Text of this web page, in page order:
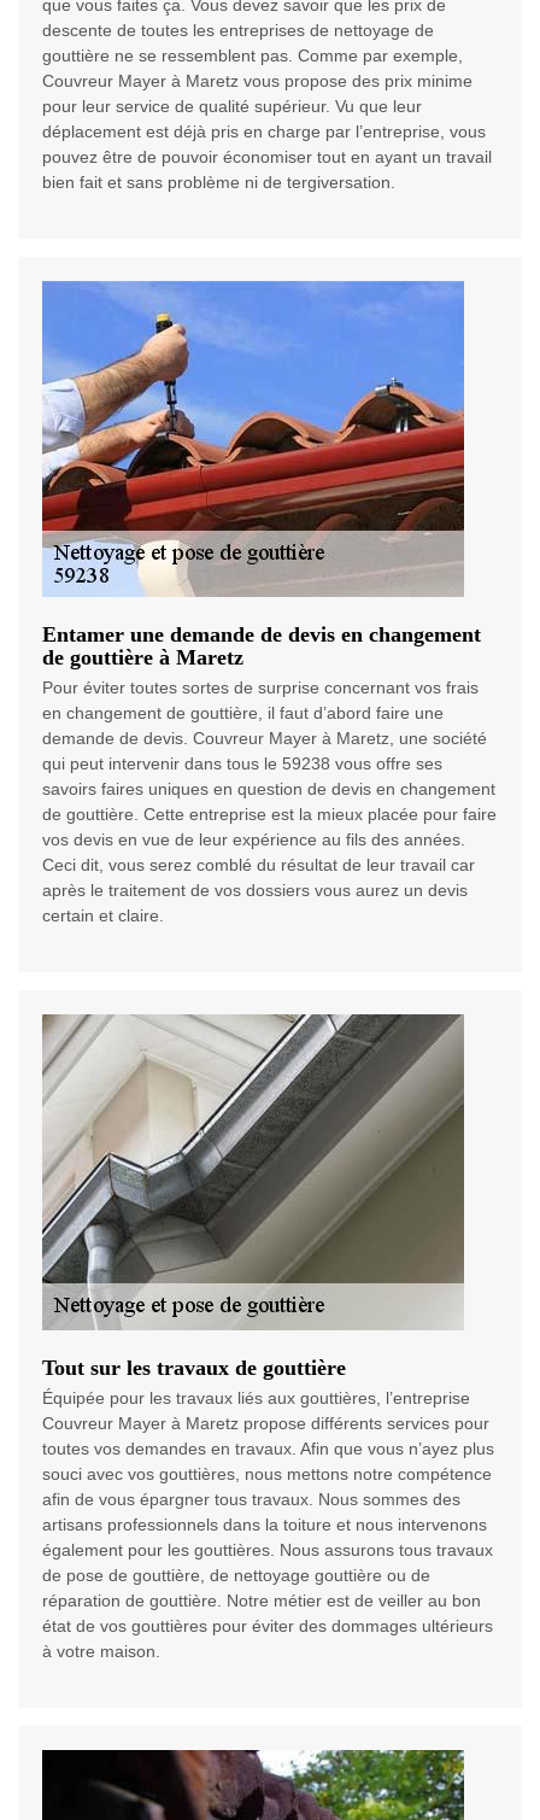
que vous faites ça. Vous devez savoir que les prix de
descente de toutes les entreprises de nettoyage de
gouttière ne se ressemblent pas. Comme par exemple,
Couvreur Mayer à Maretz vous propose des prix minime
pour leur service de qualité supérieur. Vu que leur
déplacement est déjà pris en charge par l’entreprise, vous
pouvez être de pouvoir économiser tout en ayant un travail
bien fait et sans problème ni de tergiversation.
Entamer une demande de devis en changement
de gouttière à Maretz
Pour éviter toutes sortes de surprise concernant vos frais
en changement de gouttière, il faut d’abord faire une
demande de devis. Couvreur Mayer à Maretz, une société
qui peut intervenir dans tous le 59238 vous offre ses
savoirs faires uniques en question de devis en changement
de gouttière. Cette entreprise est la mieux placée pour faire
vos devis en vue de leur expérience au fils des années.
Ceci dit, vous serez comblé du résultat de leur travail car
après le traitement de vos dossiers vous aurez un devis
certain et claire.
Tout sur les travaux de gouttière
Équipée pour les travaux liés aux gouttières, l’entreprise
Couvreur Mayer à Maretz propose différents services pour
toutes vos demandes en travaux. Afin que vous n’ayez plus
souci avec vos gouttières, nous mettons notre compétence
afin de vous épargner tous travaux. Nous sommes des
artisans professionnels dans la toiture et nous intervenons
également pour les gouttières. Nous assurons tous travaux
de pose de gouttière, de nettoyage gouttière ou de
réparation de gouttière. Notre métier est de veiller au bon
état de vos gouttières pour éviter des dommages ultérieurs
à votre maison.